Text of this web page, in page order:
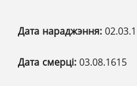
Дата нараджэння:
Дата смерці: 03.08.1615